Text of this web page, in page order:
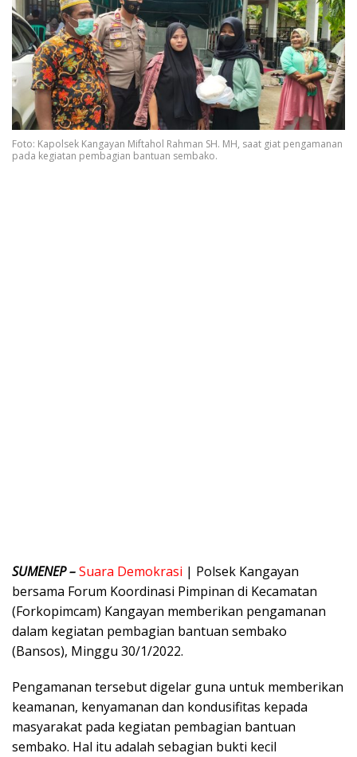
Foto: Kapolsek Kangayan Miftahol Rahman SH. MH, saat giat pengamanan
pada kegiatan pembagian bantuan sembako.
SUMENEP –Suara Demokrasi | Polsek Kangayan
bersama Forum Koordinasi Pimpinan di Kecamatan
(Forkopimcam) Kangayan memberikan pengamanan
dalam kegiatan pembagian bantuan sembako
(Bansos), Minggu 30/1/2022.
Pengamanan tersebut digelar guna untuk memberikan
keamanan, kenyamanan dan kondusifitas kepada
masyarakat pada kegiatan pembagian bantuan
sembako. Hal itu adalah sebagian bukti kecil